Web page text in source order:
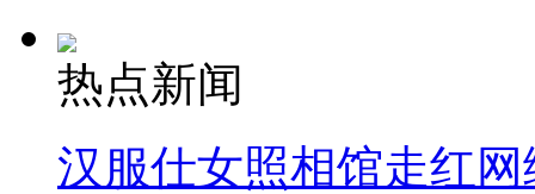
热点新闻
汉服仕女照相馆走红网